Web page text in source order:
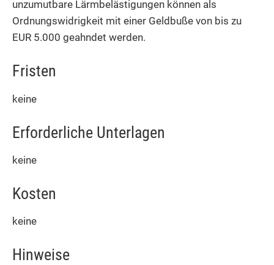
unzumutbare Lärmbelästigungen können als
Ordnungswidrigkeit mit einer Geldbuße von bis zu
EUR 5.000 geahndet werden.
Fristen
keine
Erforderliche Unterlagen
keine
Kosten
keine
Hinweise